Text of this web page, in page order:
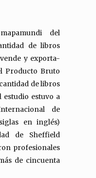
del
de libros
y exporta-
Producto Bruto
de libros
estudio estuvo a
de
en inglés)
de Sheffield
profesionales
de cincuenta